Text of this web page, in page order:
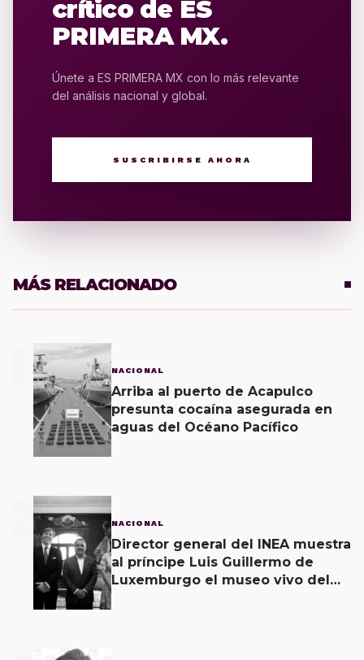
crítico de ES
PRIMERA MX.
Únete a ES PRIMERA MX con lo más relevante
del análisis nacional y global.
SUSCRIBIRSE AHORA
MÁS RELACIONADO
NACIONAL
Arriba al puerto de Acapulco
presunta cocaína asegurada en
aguas del Océano Pacífico
2 NACIONAL
Director general del INEA muestra
al príncipe Luis Guillermo de
Luxemburgo el museo vivo del